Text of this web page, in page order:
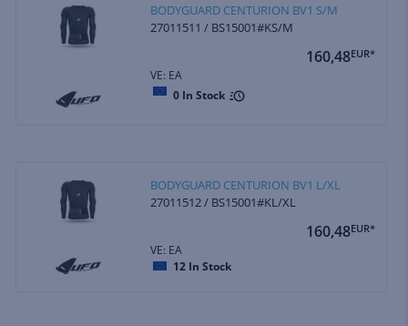
BODYGUARD CENTURION BV1 S/M
27011511 / BS15001#KS/M
160,48EUR*
VE: EA
0 In Stock
BODYGUARD CENTURION BV1 L/XL
27011512 / BS15001#KL/XL
160,48EUR*
VE: EA
12 In Stock